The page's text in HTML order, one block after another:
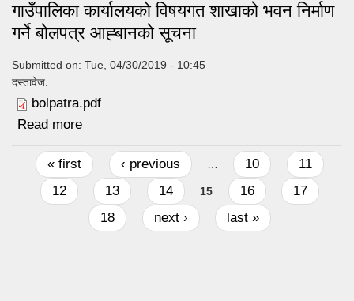
गाउँपालिका कार्यालयको विषयगत शाखाको भवन निर्माण
गर्ने बोलपत्र आह्बानको सूचना
Submitted on: Tue, 04/30/2019 - 10:45
दस्तावेज:
bolpatra.pdf
Read more
Pages
« first ‹ previous 10
11
12
13 14 15 16
17
18
next › last »